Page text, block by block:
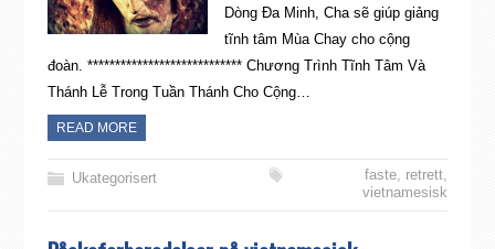
Dòng Đa Minh, Cha sẽ giúp giảng
tĩnh tâm Mùa Chay cho cộng
đoàn. **************************** Chương Trình Tĩnh Tâm Và
Thánh Lễ Trong Tuần Thánh Cho Cộng…
READ MORE
Ukategorisert faste retrett
vietnamesisk